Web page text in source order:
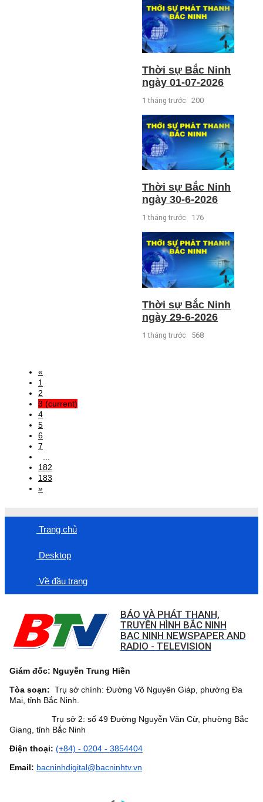
Thời sự Bắc Ninh
ngày 01-07-2026
1 tháng trước 200
Thời sự Bắc Ninh
ngày 30-6-2026
1 tháng trước 176
Thời sự Bắc Ninh
ngày 29-6-2026
1 tháng trước 568
«
1
2
3 (current)
4
5
6
7
182
183
»
Trang chủ
Desktop
Về đầu trang
BÁO VÀ PHÁT THANH,
TRUYỀN HÌNH BẮC NINH
BAC NINH NEWSPAPER AND
RADIO - TELEVISION
Giám đốc: Nguyễn Trung Hiền
Tòa soạn: Trụ sở chính: Đường Võ Nguyên Giáp, phường Đa
Mai, tỉnh Bắc Ninh.
Trụ sở 2: số 49 Đường Nguyễn Văn Cừ, phường Bắc
Giang, tỉnh Bắc Ninh
Điện thoại: (+84) - 0204 - 3854404
Email: bacninhdigital@bacninhtv.vn